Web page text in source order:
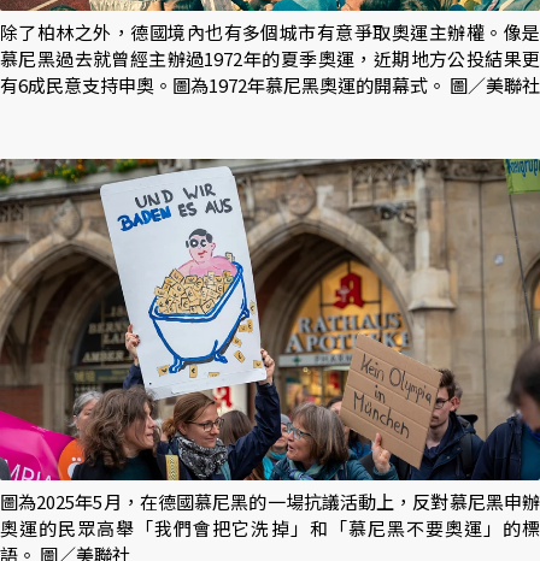
除了柏林之外，德國境內也有多個城市有意爭取奧運主辦權。像是
慕尼黑過去就曾經主辦過1972年的夏季奧運，近期地方公投結果更
有6成民意支持申奧。圖為1972年慕尼黑奧運的開幕式。 圖／美聯社
圖為2025年5月，在德國慕尼黑的一場抗議活動上，反對慕尼黑申辦
奧運的民眾高舉「我們會把它洗掉」和「慕尼黑不要奧運」的標
語。 圖／美聯社